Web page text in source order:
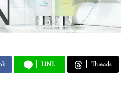
LINE Threads